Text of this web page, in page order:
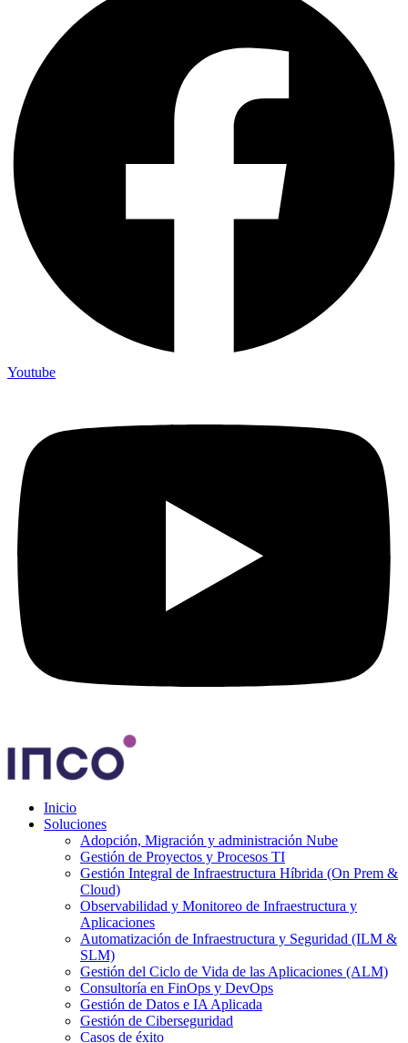
Youtube
Inicio
Soluciones
Adopción, Migración y administración Nube
Gestión de Proyectos y Procesos TI
Gestión Integral de Infraestructura Híbrida (On Prem &
Cloud)
Observabilidad y Monitoreo de Infraestructura y
Aplicaciones
Automatización de Infraestructura y Seguridad (ILM &
SLM)
Gestión del Ciclo de Vida de las Aplicaciones (ALM)
Consultoría en FinOps y DevOps
Gestión de Datos e IA Aplicada
Gestión de Ciberseguridad
Casos de éxito